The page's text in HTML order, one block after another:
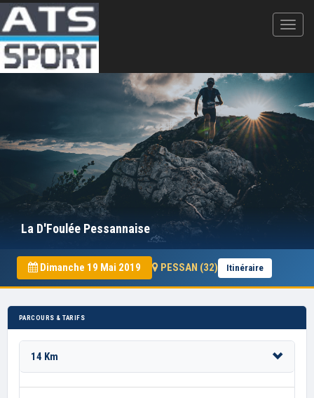
La D'Foulée Pessannaise
Dimanche 19 Mai 2019 PESSAN (32) Itinéraire
PARCOURS & TARIFS
14 Km